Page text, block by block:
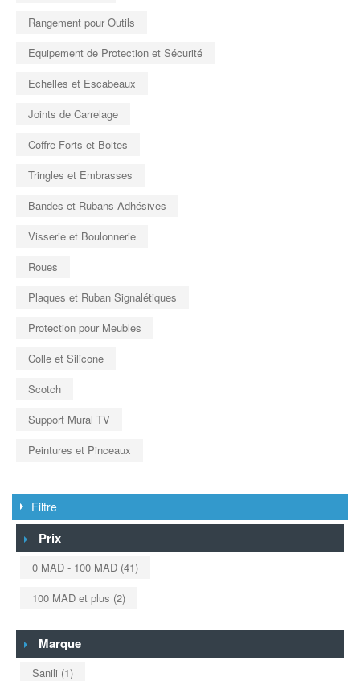
Rangement pour Outils
Equipement de Protection et Sécurité
Echelles et Escabeaux
Joints de Carrelage
Coffre-Forts et Boites
Tringles et Embrasses
Bandes et Rubans Adhésives
Visserie et Boulonnerie
Roues
Plaques et Ruban Signalétiques
Protection pour Meubles
Colle et Silicone
Scotch
Support Mural TV
Peintures et Pinceaux
Filtre
Prix
0 MAD - 100 MAD (41)
100 MAD et plus (2)
Marque
Sanili (1)